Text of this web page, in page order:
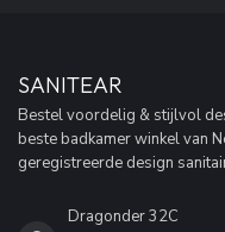
SANITEAR
Bestel voordelig & stijlvol
beste badkamer winkel van
geregistreerde design
Dragonder 32C